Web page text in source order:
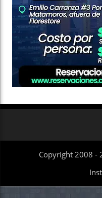
Copyright 2008 -